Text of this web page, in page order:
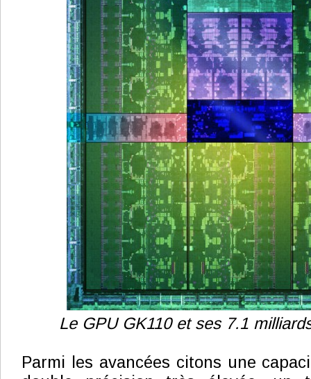
Le GPU GK110 et ses 7.1
Parmi les avancées citons une